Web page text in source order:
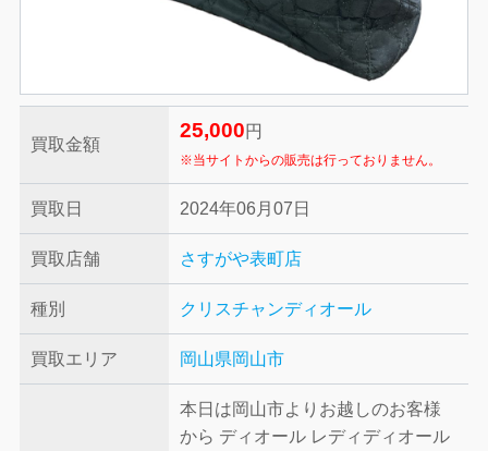
買取金額
25,000 円
※当サイトからの販売は行っておりません。
買取日 2024年06月07日
買取店舗 さすがや表町店
種別 クリスチャンディオール
買取エリア 岡山県岡山市
本日は岡山市よりお越しのお客様
から ディオール レディディオール